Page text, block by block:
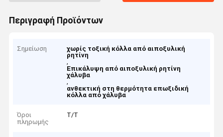
Περιγραφή Προϊόντων
Σημείωση
χωρίς τοξική κόλλα από αιποξυλική
ρητίνη
,
Επικάλυψη από αιποξυλική ρητίνη
χάλυβα
,
ανθεκτική στη θερμότητα επωξιδική
κόλλα από χάλυβα
Όροι
πληρωμής
Τ/Τ